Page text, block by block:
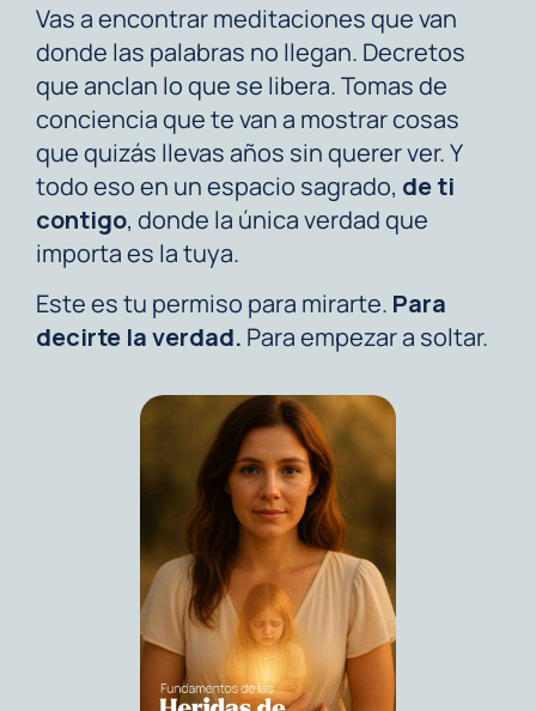
Vas a encontrar meditaciones que van
donde las palabras no llegan. Decretos
que anclan lo que se libera. Tomas de
conciencia que te van a mostrar cosas
que quizás llevas años sin querer ver. Y
todo eso en un espacio sagrado, de ti
contigo, donde la única verdad que
importa es la tuya.
Este es tu permiso para mirarte. Para
decirte la verdad. Para empezar a soltar.